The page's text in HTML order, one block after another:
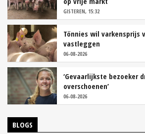
GISTEREN, 15:32
Tönnies wil varkensprijs
vastleggen
06-08-2026
‘Gevaarlijkste bezoeker
overschoenen’
06-08-2026
BLOGS